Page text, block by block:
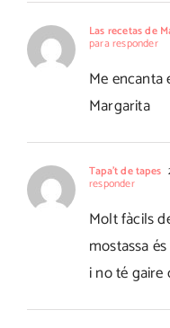
Las recetas de
para responder
Me encanta
Margarita
Tapa't de tapes
responder
Molt fàcils
mostassa
i no té gaire